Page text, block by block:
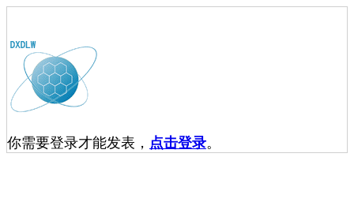
你需要登录才能发表， 点击登录。